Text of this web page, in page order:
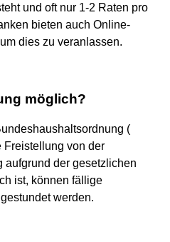
und oft nur 1-2 Raten pro
bieten auch Online-
dies zu veranlassen.
möglich?
(
Freistellung von der
aufgrund der gesetzlichen
ist, können fällige
werden.